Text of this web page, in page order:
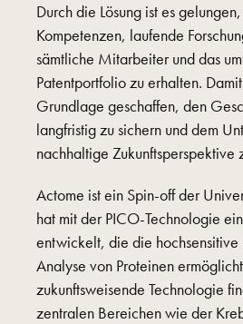
Durch die Lösung ist es
Kompetenzen, laufende
sämtliche Mitarbeiter und das
Patentportfolio zu erhalten.
Grundlage geschaffen, den
langfristig zu sichern und dem
nachhaltige Zukunftsperspektive
Actome ist ein Spin-off der
hat mit der PICO-Technologie
entwickelt, die die hochsensitive
Analyse von Proteinen
zukunftsweisende Technologie
zentralen Bereichen wie der